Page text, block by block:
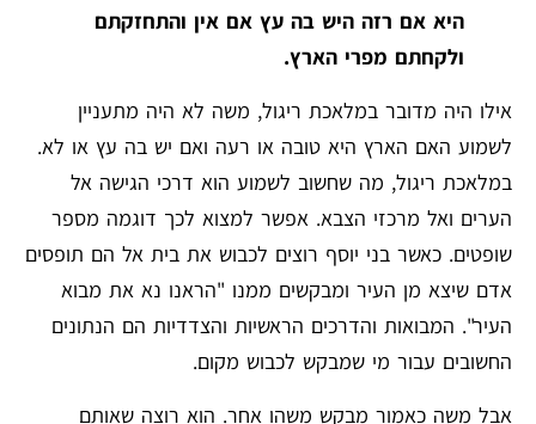
היא אם רזה היש בה עץ אם אין והתחזקתם
ולקחתם מפרי הארץ.
אילו היה מדובר במלאכת ריגול, משה לא היה מתעניין
לשמוע האם הארץ היא טובה או רעה ואם יש בה עץ או לא.
במלאכת ריגול, מה שחשוב לשמוע הוא דרכי הגישה אל
הערים ואל מרכזי הצבא. אפשר למצוא לכך דוגמה מספר
שופטים. כאשר בני יוסף רוצים לכבוש את בית אל הם תופסים
אדם שיצא מן העיר ומבקשים ממנו "הראנו נא את מבוא
העיר". המבואות והדרכים הראשיות והצדדיות הם הנתונים
החשובים עבור מי שמבקש לכבוש מקום.
אבל משה כאמור מבקש משהו אחר. הוא רוצה שאותם